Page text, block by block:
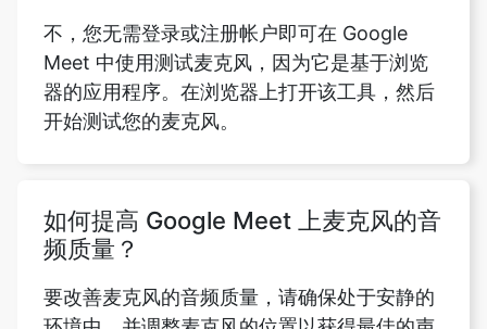
不，您无需登录或注册帐户即可在 Google
Meet 中使用测试麦克风，因为它是基于浏览
器的应用程序。在浏览器上打开该工具，然后
开始测试您的麦克风。
如何提高 Google Meet 上麦克风的音
频质量？
要改善麦克风的音频质量，请确保处于安静的